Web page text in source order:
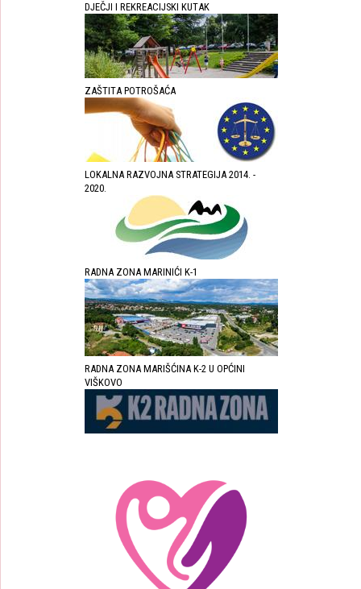
DJEČJI I REKREACIJSKI KUTAK
ZAŠTITA POTROŠAĆA
LOKALNA RAZVOJNA STRATEGIJA 2014. -
2020.
RADNA ZONA MARINIĆI K-1
RADNA ZONA MARIŠĆINA K-2 U OPĆINI
VIŠKOVO